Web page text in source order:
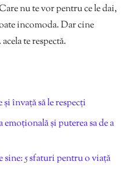
nu te vor pentru ce le dai,
incomoda. Dar cine
te respectă.
învață să le respecți
și puterea sa de a
sine: 5 sfaturi pentru o viață